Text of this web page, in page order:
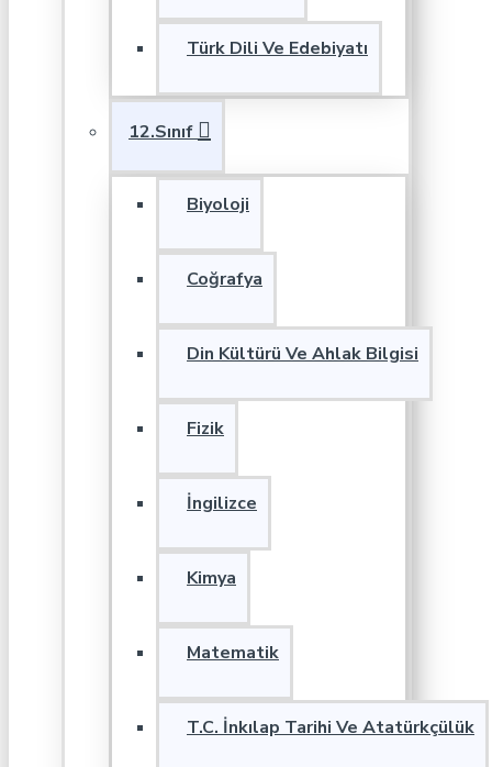
Türk Dili Ve Edebiyatı
12.Sınıf
Biyoloji
Coğrafya
Din Kültürü Ve Ahlak Bilgisi
Fizik
İngilizce
Kimya
Matematik
T.C. İnkılap Tarihi Ve Atatürkçülük